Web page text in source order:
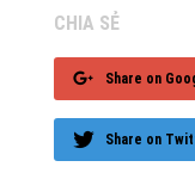
CHIA SẺ
Share on
Share on